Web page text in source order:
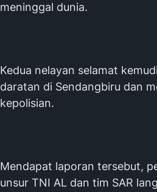
meninggal dunia.
Kedua nelayan selamat
daratan di Sendangbiru dan
kepolisian.
Mendapat laporan tersebut,
unsur TNI AL dan tim SAR